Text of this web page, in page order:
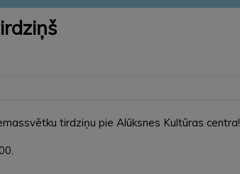
tirdziņu pie Alūksnes Kultūras centra!